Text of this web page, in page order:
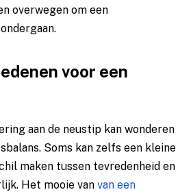
overwegen om een
voor een
aan de neustip kan wonderen
Soms kan zelfs een kleine
maken tussen tevredenheid en
Het mooie van van een